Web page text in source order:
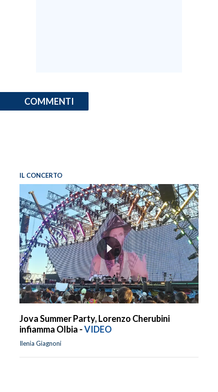
COMMENTI
IL CONCERTO
Jova Summer Party, Lorenzo Cherubini
infiamma Olbia -VIDEO
Ilenia Giagnoni